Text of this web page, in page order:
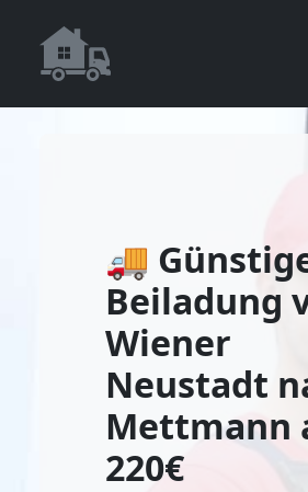
🚚
Beiladung
Wiener
Neustadt
Mettmann
220€